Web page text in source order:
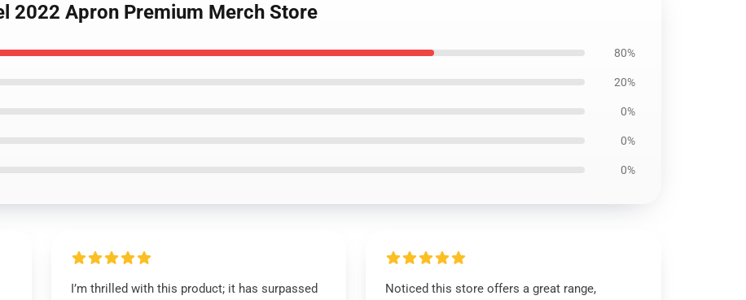
2022 Apron Premium Merch Store
80%
20%
0%
0%
0%
I’m thrilled with this product; it has surpassed
Noticed this store offers a great range,